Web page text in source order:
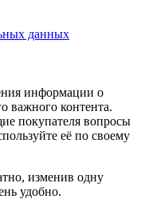
данных
информации о
важного контента.
покупателя вопросы
её по своему
изменив одну
удобно.